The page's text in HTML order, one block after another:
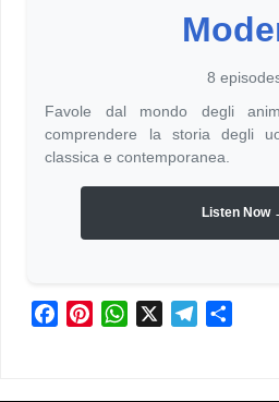
8
Favole dal mondo degli
comprendere la storia degli
classica e contemporanea.
Listen Now
P
W
X